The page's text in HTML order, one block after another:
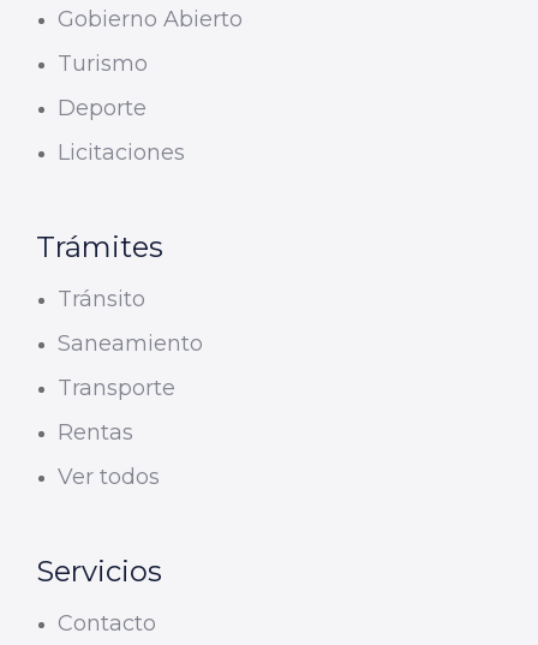
Gobierno Abierto
Turismo
Deporte
Licitaciones
Trámites
Tránsito
Saneamiento
Transporte
Rentas
Ver todos
Servicios
Contacto